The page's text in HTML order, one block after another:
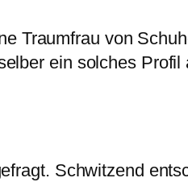
Traumfrau von
ein solches
Schwitzend